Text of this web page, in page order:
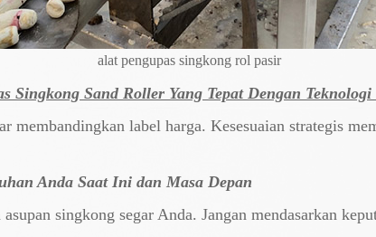
alat pengupas singkong rol pasir
Singkong Sand Roller Yang Tepat Dengan Teknologi
membandingkan label harga. Kesesuaian strategis
Anda Saat Ini dan Masa Depan
singkong segar Anda. Jangan mendasarkan